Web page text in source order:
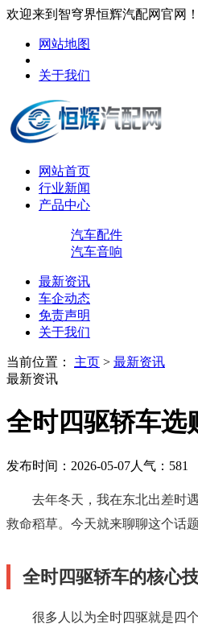
欢迎来到智穹界恒辉汽配网官网！
网站地图
关于我们
网站首页
行业新闻
产品中心
汽车配件
汽车音响
最新资讯
车企动态
免责声明
关于我们
当前位置： 主页 > 最新资讯
最新资讯
全时四驱轿车选
发布时间：2026-05-07人气： 581
去年冬天，我在东北出差时
救命稻草。今天就来聊聊这个话
全时四驱轿车的核心
很多人以为全时四驱就是四